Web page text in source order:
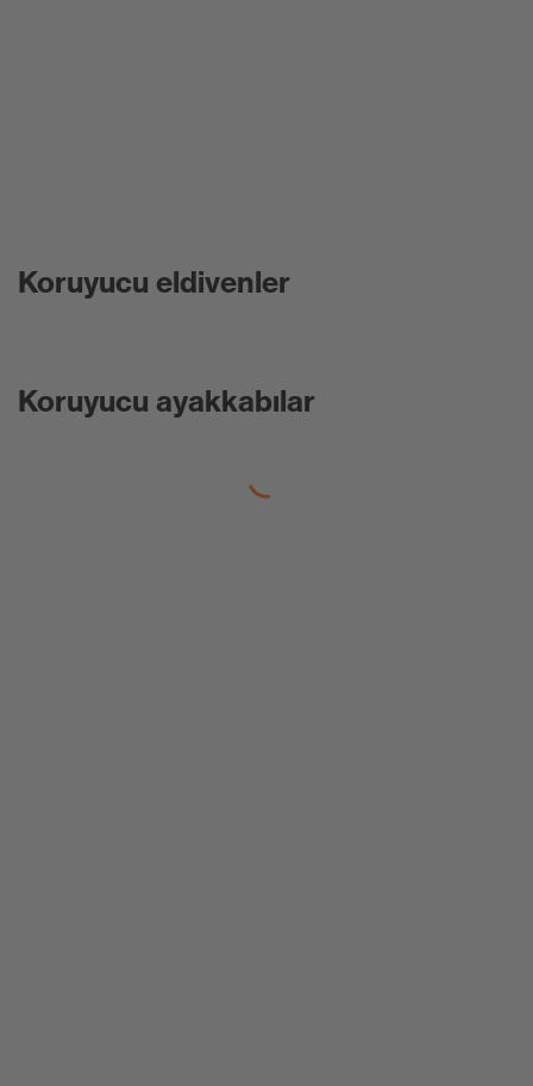
Koruyucu eldivenler
Koruyucu ayakkabılar